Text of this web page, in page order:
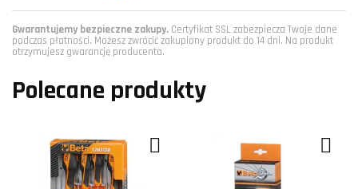
Gwarantujemy bezpieczne zakupy. Certyfikat SSL zabezpiecza Twoje dane
podczas płatności. Możesz zwrócić zakupiony produkt do 14 dni. Na produkt
otrzymujesz gwarancję producenta.
Polecane produkty